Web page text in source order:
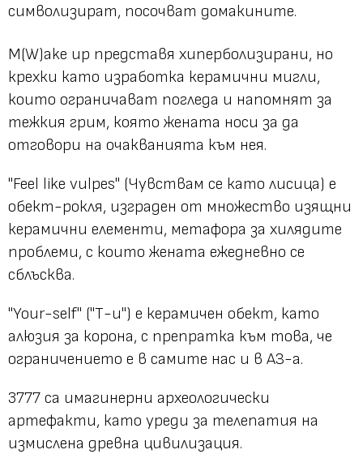
символизират, посочват домакините.
M(W)ake up представя хиперболизирани, но
крехки като изработка керамични мигли,
които ограничават погледа и напомнят за
тежкия грим, която жената носи за да
отговори на очакванията към нея.
"Feel like vulpes" (Чувствам се като лисица) е
обект-рокля, изграден от множество изящни
керамични елементи, метафора за хилядите
проблеми, с които жената ежедневно се
сблъсква.
"Your-self" ("Т-и") е керамичен обект, като
алюзия за корона, с препратка към това, че
ограничението е в самите нас и в АЗ-а.
3777 са имагинерни археологически
артефакти, като уреди за телепатия на
измислена древна цивилизация.